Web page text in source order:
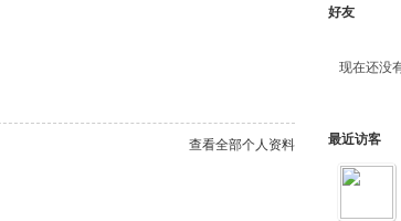
查看全部个人资料
好友
现在还没
最近访客